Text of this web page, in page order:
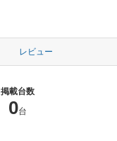
レビュー
掲載台数
0台